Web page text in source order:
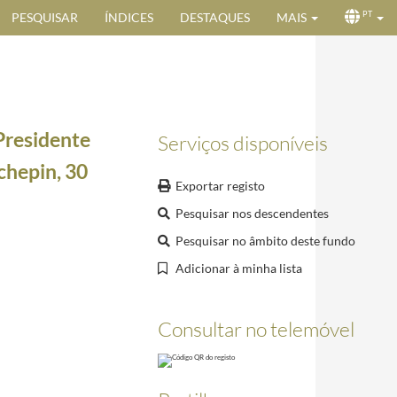
PESQUISAR ÍNDICES DESTAQUES MAIS PT
Serviços disponíveis
Exportar registo
Pesquisar nos descendentes
Pesquisar no âmbito deste fundo
Adicionar à minha lista
Consultar no telemóvel
30